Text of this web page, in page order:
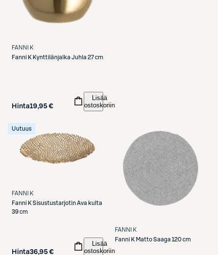
FANNI K
Fanni K Kynttilänjalka Juhla 27 cm
Hinta19,95 €
Lisää
ostoskoriin
Uutuus
FANNI K
Fanni KSisustustarjotin Ava kulta
39 cm
Hinta36,95 €
Lisää
ostoskoriin
FANNI K
Fanni K Matto Saaga 120 cm